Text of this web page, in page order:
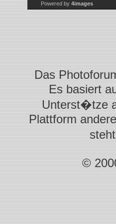
Powered by 4images
Das
Es basiert
Unterst�tze
Plattform
©